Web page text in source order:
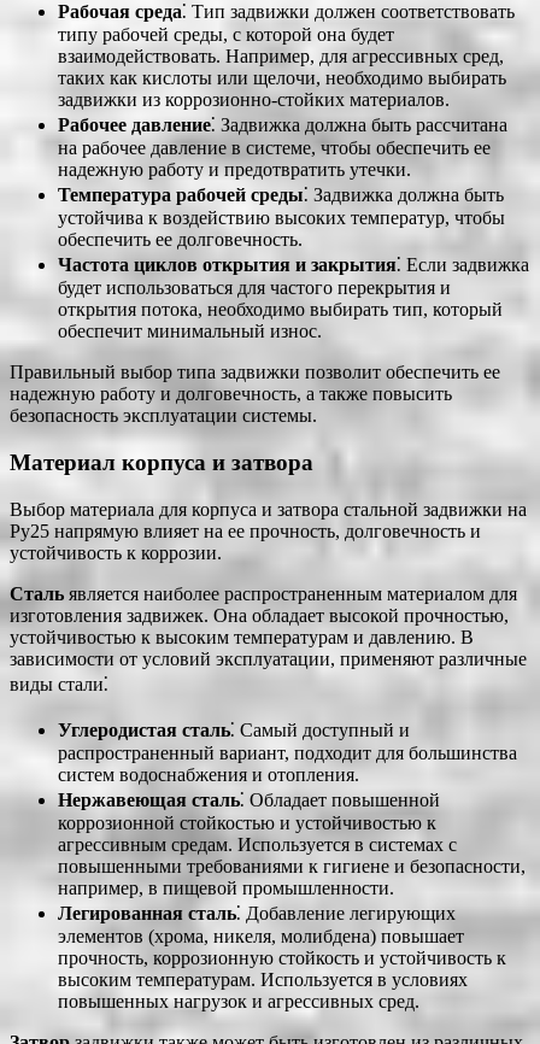
Рабочая среда⁚ Тип задвижки должен соответствовать
типу рабочей среды, с которой она будет
взаимодействовать. Например, для агрессивных сред,
таких как кислоты или щелочи, необходимо выбирать
задвижки из коррозионно-стойких материалов.
Рабочее давление⁚ Задвижка должна быть рассчитана
на рабочее давление в системе, чтобы обеспечить ее
надежную работу и предотвратить утечки.
Температура рабочей среды⁚ Задвижка должна быть
устойчива к воздействию высоких температур, чтобы
обеспечить ее долговечность.
Частота циклов открытия и закрытия⁚ Если задвижка
будет использоваться для частого перекрытия и
открытия потока, необходимо выбирать тип, который
обеспечит минимальный износ.
Правильный выбор типа задвижки позволит обеспечить ее
надежную работу и долговечность, а также повысить
безопасность эксплуатации системы.
Материал корпуса и затвора
Выбор материала для корпуса и затвора стальной задвижки на
Ру25 напрямую влияет на ее прочность, долговечность и
устойчивость к коррозии.
Сталь является наиболее распространенным материалом для
изготовления задвижек. Она обладает высокой прочностью,
устойчивостью к высоким температурам и давлению. В
зависимости от условий эксплуатации, применяют различные
виды стали⁚
Углеродистая сталь⁚ Самый доступный и
распространенный вариант, подходит для большинства
систем водоснабжения и отопления.
Нержавеющая сталь⁚ Обладает повышенной
коррозионной стойкостью и устойчивостью к
агрессивным средам. Используется в системах с
повышенными требованиями к гигиене и безопасности,
например, в пищевой промышленности.
Легированная сталь⁚ Добавление легирующих
элементов (хрома, никеля, молибдена) повышает
прочность, коррозионную стойкость и устойчивость к
высоким температурам. Используется в условиях
повышенных нагрузок и агрессивных сред.